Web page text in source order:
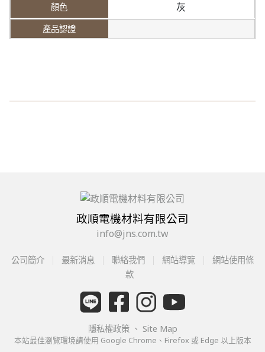
灰
政順電機材料有限公司
info@jns.com.tw
公司簡介 最新消息 聯絡我們 網站導覽
網站使用條
款
隱私權政策 、 Site Map
本站最佳瀏覽環境請使用 Google Chrome、Firefox 或 Edge 以上版本